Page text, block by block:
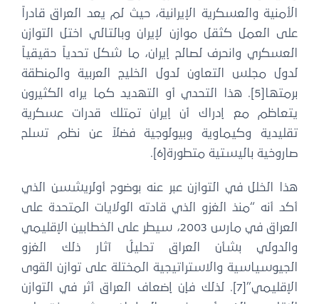
والعسكرية الإيرانية، حيث لم يعد العراق قادراً
العمل كثقل موازن لإيران وبالتالي اختل التوازن
وانحرف لصالح إيران، ما شكل تحدياً حقيقياً
مجلس التعاون لدول الخليج العربية والمنطقة
برمتها[5]. هذا التحدي أو التهديد كما يراه الكثيرون
مع إدراك أن إيران تمتلك قدرات عسكرية
وكيماوية وبيولوجية فضلاً عن نظم تسلح
باليستية متطورة[6].
الخلل في التوازن عبر عنه بوضوح أولريشسن الذي
أنه “منذ الغزو الذي قادته الولايات المتحدة على
العراق في مارس 2003، سيطر على الخطابين الإقليمي
بشأن العراق تحليلُ آثار ذلك الغزو
والاستراتيجية المختلة على توازن القوى
الإقليمي”[7]. لذلك فإن إضعاف العراق أثر في التوازن